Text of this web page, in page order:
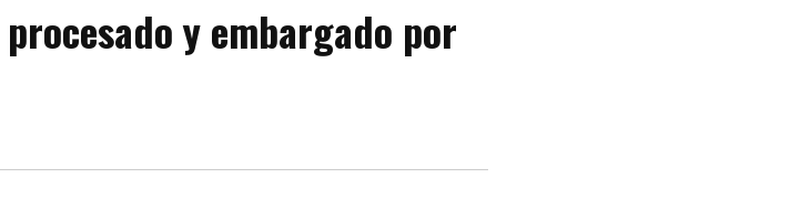
y embargado por